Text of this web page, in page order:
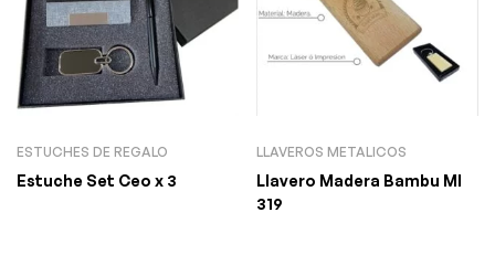
ESTUCHES DE REGALO
Estuche Set Ceo x 3
LLAVEROS METALICOS
Llavero Madera Bambu Ml
319